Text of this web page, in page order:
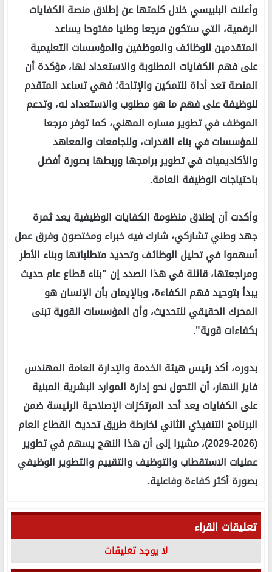
وأعلنت البلبيسي خلال كلمتها عن إطلاق منصة الكفايات
الرقمية، التي ستكون مرجعا وطنيا مفتوحا يساعد
المتقدمين للوظائف والموظفين والمؤسسات التعليمية
على فهم الكفايات المطلوبة والاستعداد لها، مؤكدة أن
المنصة تعد أداة للتمكين والإتاحة؛ فهي تساعد المتقدم
للوظيفة على فهم ما هو مطلوب والاستعداد له، وتدعم
الموظف في تطوير مساره المهني، كما توفر مرجعا
للمؤسسات في بناء القدرات، وللجامعات والمعاهد
والأكاديميات في تطوير برامجها وربطها بصورة أفضل
باحتياجات الوظيفة العامة.
وأكدت أن إطلاق منظومة الكفايات الوظيفية يعد ثمرة
جهد وطني تشاركي، شارك فيه خبراء ومختصون وفرق عمل
أسهموا في تحليل الوظائف وتحديد متطلباتها وبناء الأطر
ومراجعتها، قائلة في هذا الصدد إن "بناء قطاع عام حديث
يبدأ بتوحيد فهم الكفاءة، وبالإيمان بأن الإنسان هو
المحرك الحقيقي للتحديث، وأن المؤسسات القوية تبنى
بكفاءات قوية".
بدوره، أكد رئيس هيئة الخدمة والإدارة العامة المهندس
فايز النهار، أن التحول نحو إدارة الموارد البشرية المبنية
على الكفايات يعد أحد المرتكزات الإصلاحية الرئيسة ضمن
البرنامج التنفيذي الثاني لخارطة طريق تحديث القطاع العام
(2026-2029)، مشيرا إلى أن هذا النهج يسهم في تطوير
عمليات الاستقطاب والتوظيف والتقييم والتطوير الوظيفي
بصورة أكثر كفاءة وفاعلية.
تعليقات القراء
لا يوجد تعليقات